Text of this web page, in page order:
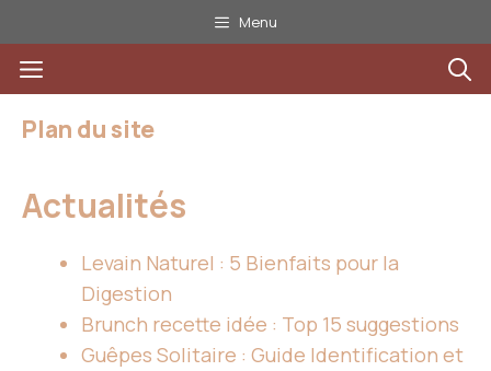
au
contenu
Menu
Menu
Plan du site
Actualités
Levain Naturel : 5 Bienfaits pour la
Digestion
Brunch recette idée : Top 15 suggestions
Guêpes Solitaire : Guide Identification et